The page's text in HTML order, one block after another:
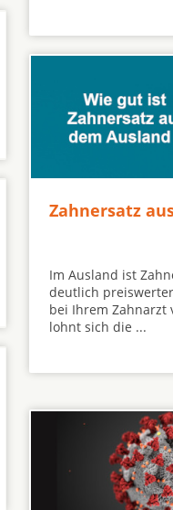
Zahnersatz
Im Ausland ist
deutlich
bei Ihrem Zahnarzt
lohnt sich die ...